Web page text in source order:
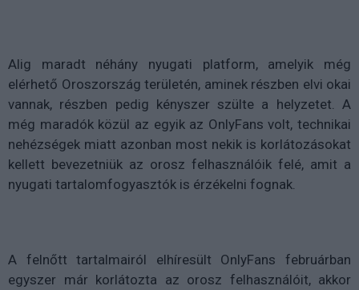
Alig maradt néhány nyugati platform, amelyik még
elérhető Oroszország területén, aminek részben elvi okai
vannak, részben pedig kényszer szülte a helyzetet. A
még maradók közül az egyik az OnlyFans volt, technikai
nehézségek miatt azonban most nekik is korlátozásokat
kellett bevezetniük az orosz felhasználóik felé, amit a
nyugati tartalomfogyasztók is érzékelni fognak.
A felnőtt tartalmairól elhíresült OnlyFans februárban
egyszer már korlátozta az orosz felhasználóit, akkor